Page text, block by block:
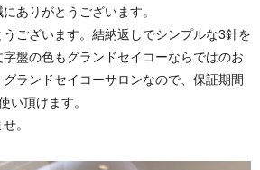
ありがとうございます。
ございます。結納返しでシンプルな3針を
盤の色もグランドセイコーならではのお
ランドセイコーサロンなので、保証期間
い頂けます。
。